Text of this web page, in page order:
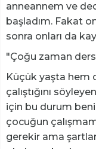
anneannem ve
başladım. Fakat
sonra onları da
"Çoğu zaman
Küçük yaşta hem
çalıştığını
için bu durum
çocuğun
gerekir ama